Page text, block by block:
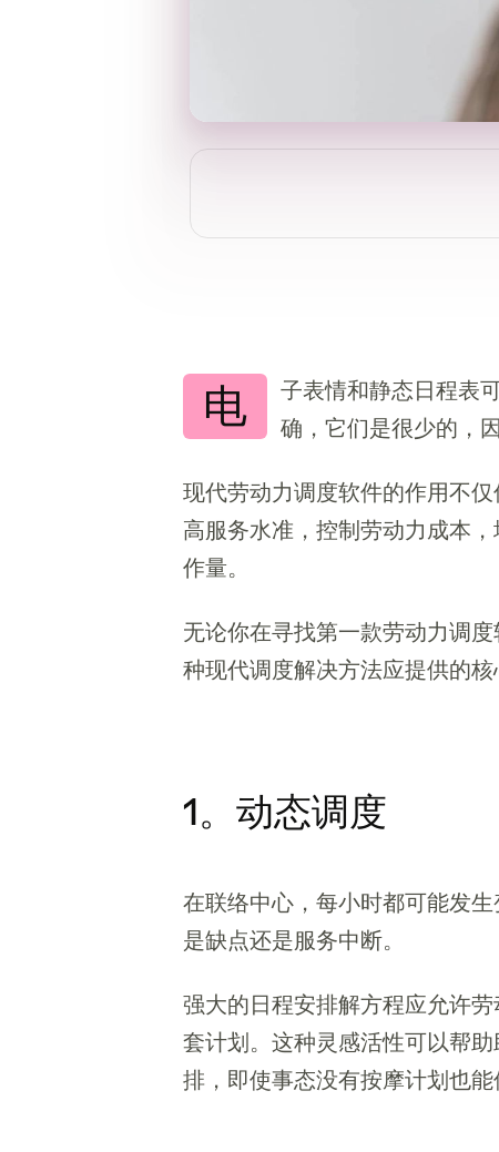
电
子表情和静态日程表
确，它们是很少的，
现代劳动力调度软件的作用不
高服务水准，控制劳动力成本
作量。
无论你在寻找第一款劳动力调
种现代调度解决方法应提供的核
1。动态调度
在联络中心，每小时都可能发
是缺点还是服务中断。
强大的日程安排解方程应允许
套计划。这种灵感活性可以帮
排，即使事态没有按摩计划也能